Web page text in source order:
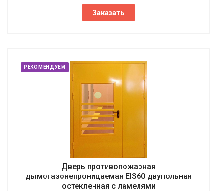
Заказать
РЕКОМЕНДУЕМ
Дверь противопожарная
дымогазонепроницаемая EIS60 двупольная
остекленная с ламелями